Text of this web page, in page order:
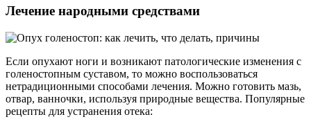
Лечение народными средствами
Если опухают ноги и возникают патологические изменения с
голеностопным суставом, то можно воспользоваться
нетрадиционными способами лечения. Можно готовить мазь,
отвар, ванночки, используя природные вещества. Популярные
рецепты для устранения отека: